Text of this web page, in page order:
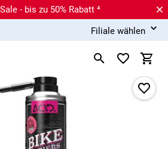
- bis zu 50% Rabatt ⁴
Filiale wählen